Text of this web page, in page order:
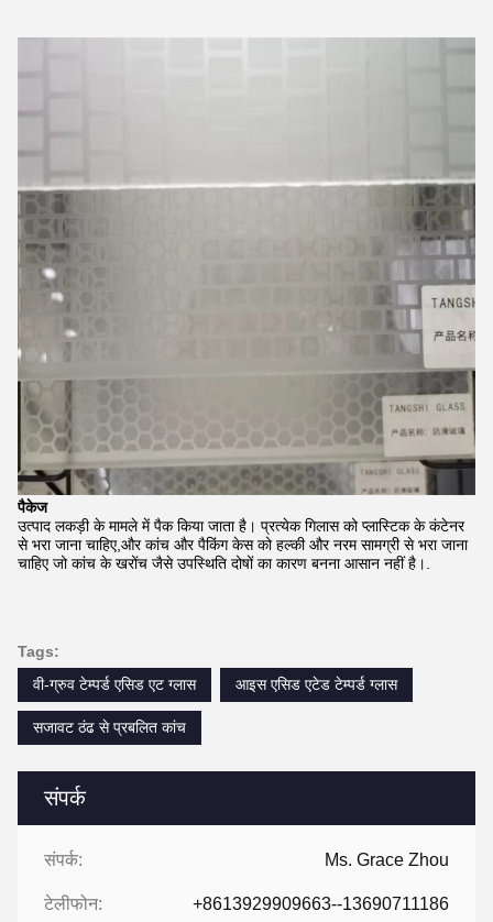
संपर्क
संपर्क: Ms. Grace Zhou
टेलीफोन: +8613929909663--13690711186
पैकेज
उत्पाद लकड़ी के मामले में पैक किया जाता है। प्रत्येक गिलास को प्लास्टिक के कंटेनर
से भरा जाना चाहिए,और कांच और पैकिंग केस को हल्की और नरम सामग्री से भरा जाना
चाहिए जो कांच के खरोंच जैसे उपस्थिति दोषों का कारण बनना आसान नहीं है।.
Tags:
वी-ग्रुव टेम्पर्ड एसिड एट ग्लास
आइस एसिड एटेड टेम्पर्ड ग्लास
सजावट ठंढ से प्रबलित कांच